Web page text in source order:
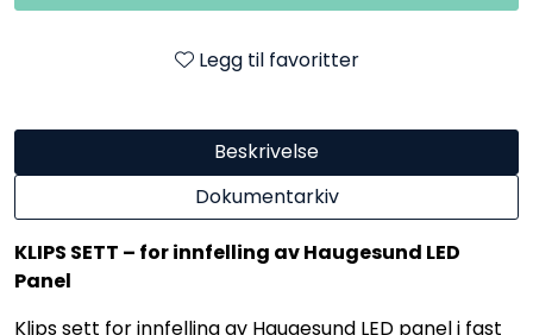
Legg til favoritter
Beskrivelse
Dokumentarkiv
KLIPS SETT – for innfelling av Haugesund LED
Panel
Klips sett for innfelling av Haugesund LED panel i fast